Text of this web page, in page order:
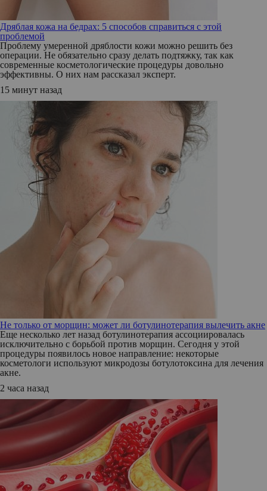
Дряблая кожа на бедрах: 5 способов справиться с этой
проблемой
Проблему умеренной дряблости кожи можно решить без
операции. Не обязательно сразу делать подтяжку, так как
современные косметологические процедуры довольно
эффективны. О них нам рассказал эксперт.
15 минут назад
Не только от морщин: может ли ботулинотерапия вылечить акне
Еще несколько лет назад ботулинотерапия ассоциировалась
исключительно с борьбой против морщин. Сегодня у этой
процедуры появилось новое направление: некоторые
косметологи используют микродозы ботулотоксина для лечения
акне.
2 часа назад